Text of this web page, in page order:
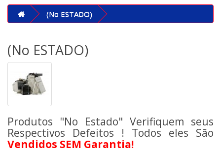
(No ESTADO)
(No ESTADO)
Produtos "No Estado" Verifiquem seus
Respectivos Defeitos ! Todos eles São
Vendidos SEM Garantia!